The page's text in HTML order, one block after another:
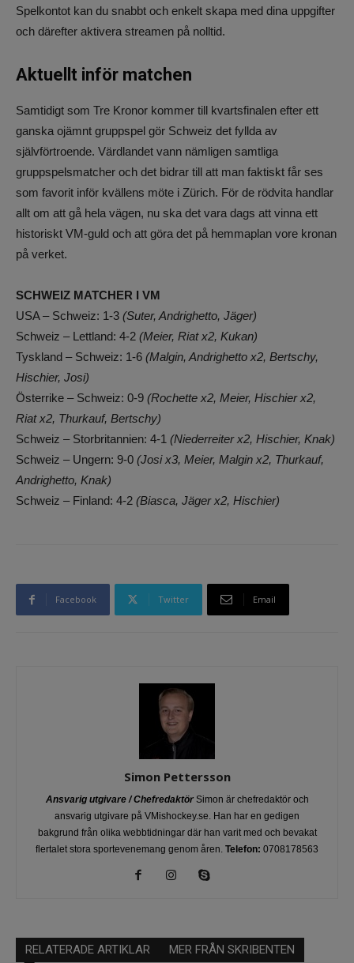
Spelkontot kan du snabbt och enkelt skapa med dina uppgifter
och därefter aktivera streamen på nolltid.
Aktuellt inför matchen
Samtidigt som Tre Kronor kommer till kvartsfinalen efter ett
ganska ojämnt gruppspel gör Schweiz det fyllda av
självförtroende. Värdlandet vann nämligen samtliga
gruppspelsmatcher och det bidrar till att man faktiskt får ses
som favorit inför kvällens möte i Zürich. För de rödvita handlar
allt om att gå hela vägen, nu ska det vara dags att vinna ett
historiskt VM-guld och att göra det på hemmaplan vore kronan
på verket.
SCHWEIZ MATCHER I VM
USA – Schweiz: 1-3 (Suter, Andrighetto, Jäger)
Schweiz – Lettland: 4-2 (Meier, Riat x2, Kukan)
Tyskland – Schweiz: 1-6 (Malgin, Andrighetto x2, Bertschy,
Hischier, Josi)
Österrike – Schweiz: 0-9 (Rochette x2, Meier, Hischier x2,
Riat x2, Thurkauf, Bertschy)
Schweiz – Storbritannien: 4-1 (Niederreiter x2, Hischier, Knak)
Schweiz – Ungern: 9-0 (Josi x3, Meier, Malgin x2, Thurkauf,
Andrighetto, Knak)
Schweiz – Finland: 4-2 (Biasca, Jäger x2, Hischier)
Facebook Twitter Email
Simon Pettersson
Ansvarig utgivare / Chefredaktör Simon är chefredaktör och
ansvarig utgivare på VMishockey.se. Han har en gedigen
bakgrund från olika webbtidningar där han varit med och bevakat
flertalet stora sportevenemang genom åren. Telefon: 0708178563
RELATERADE ARTIKLAR MER FRÅN SKRIBENTEN